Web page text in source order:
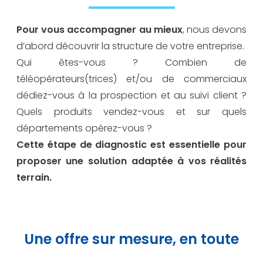
Pour vous accompagner au mieux, nous devons
d’abord découvrir la structure de votre entreprise.
Qui êtes-vous ? Combien de
téléopérateurs(trices) et/ou de commerciaux
dédiez-vous à la prospection et au suivi client ?
Quels produits vendez-vous et sur quels
départements opérez-vous ?
Cette étape de diagnostic est essentielle pour
proposer une solution adaptée à vos réalités
terrain.
Une offre sur mesure, en toute